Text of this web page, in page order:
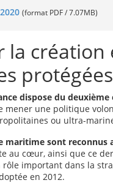
(format PDF / 7.07MB)
la création
protégées
dispose du
mener une politique
ou ultra-
maritime sont reconnus
au cœur, ainsi que ce
important dans la
en 2012.